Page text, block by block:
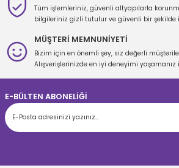
Gönder
Tüm işlemleriniz, güvenli altyapılarla
bilgileriniz gizli tutulur ve güvenli bir şekilde
MÜŞTERİ MEMNUNİYETİ
Bizim için en önemli şey, siz değerli
Alışverişlerinizde en iyi deneyimi yaşamanız
E-BÜLTEN ABONELİĞİ